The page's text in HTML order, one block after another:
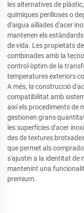
les alternatives de
químiques perilloses o
d'aigua aïllades d'acer
mantenen els
de vida. Les propietats
combinades amb la
control òptim de la
temperatures exteriors
A més, la construcció
compatibilitat amb
així els procediments de
gestionen grans
les superfícies d'acer
des de textures
que permet als
s'ajustin a la identitat de
mantenint una
premium.